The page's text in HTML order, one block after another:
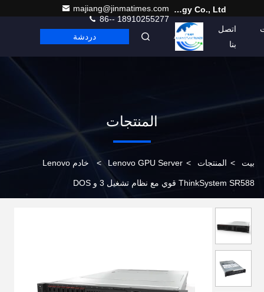
Beijing Guangtian Runze Technology Co., Ltd.
majiang@jinmatimes.com
86-- 18910255277
اتصل
بنا
Arabic دردشة
المنتجات
بيت > المنتجات >
Lenovo GPU Server
> خادم Lenovo
ThinkSystem SR588 قوي مع نظام تشغيل 3 و DOS